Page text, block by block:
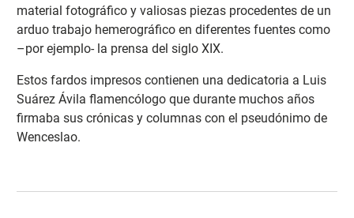
material fotográfico y valiosas piezas procedentes de un
arduo trabajo hemerográfico en diferentes fuentes como
–por ejemplo- la prensa del siglo XIX.
Estos fardos impresos contienen una dedicatoria a Luis
Suárez Ávila flamencólogo que durante muchos años
firmaba sus crónicas y columnas con el pseudónimo de
Wenceslao.